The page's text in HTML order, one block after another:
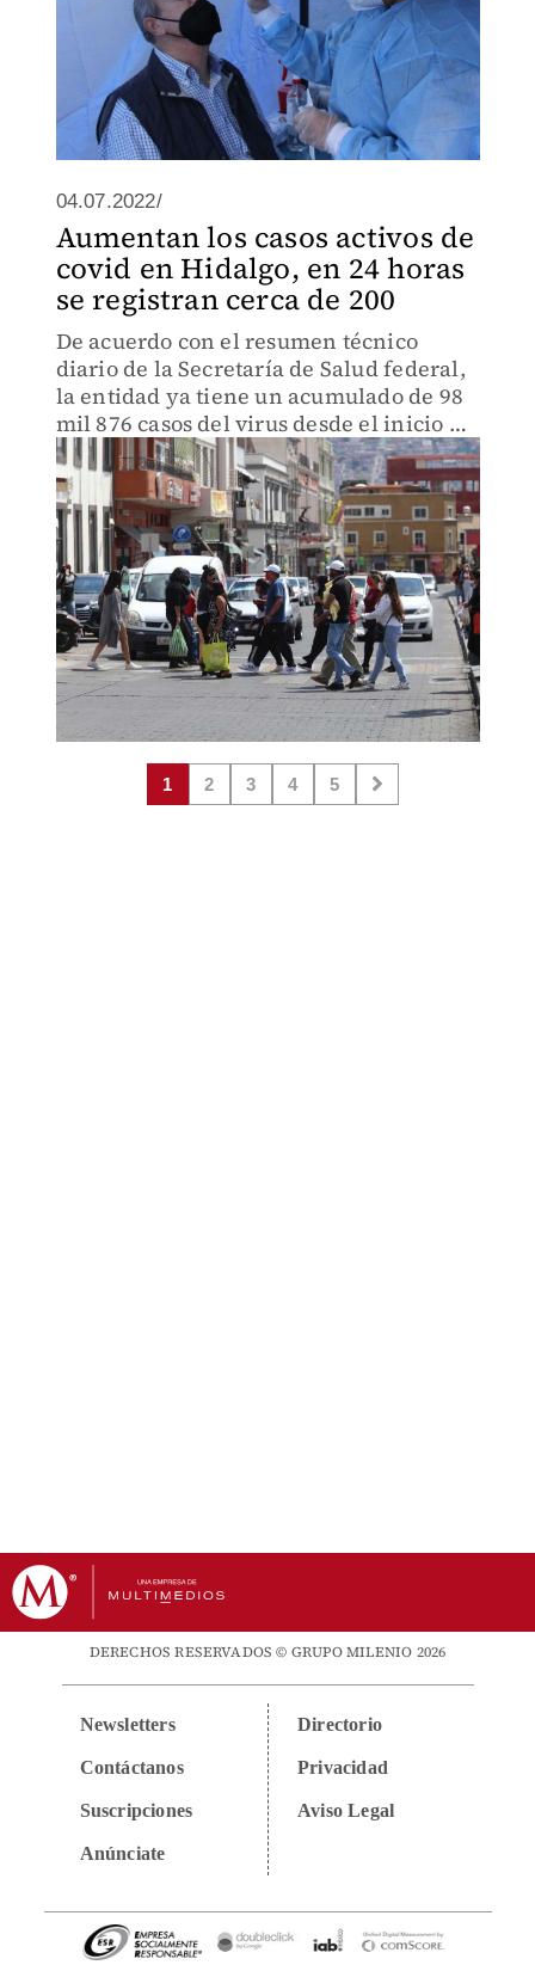
04.07.2022/
Aumentan los casos activos de
covid en Hidalgo, en 24 horas
se registran cerca de 200
De acuerdo con el resumen técnico
diario de la Secretaría de Salud federal,
la entidad ya tiene un acumulado de 98
mil 876 casos del virus desde el inicio de
la pandemia
1 2 3 4 5
DERECHOS RESERVADOS © GRUPO MILENIO 2026
Newsletters
Contáctanos
Suscripciones
Anúnciate
Directorio
Privacidad
Aviso Legal